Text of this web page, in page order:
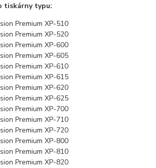
tiskárny typu:
Premium XP-510
Premium XP-520
Premium XP-600
Premium XP-605
Premium XP-610
Premium XP-615
Premium XP-620
Premium XP-625
Premium XP-700
Premium XP-710
Premium XP-720
Premium XP-800
Premium XP-810
Premium XP-820